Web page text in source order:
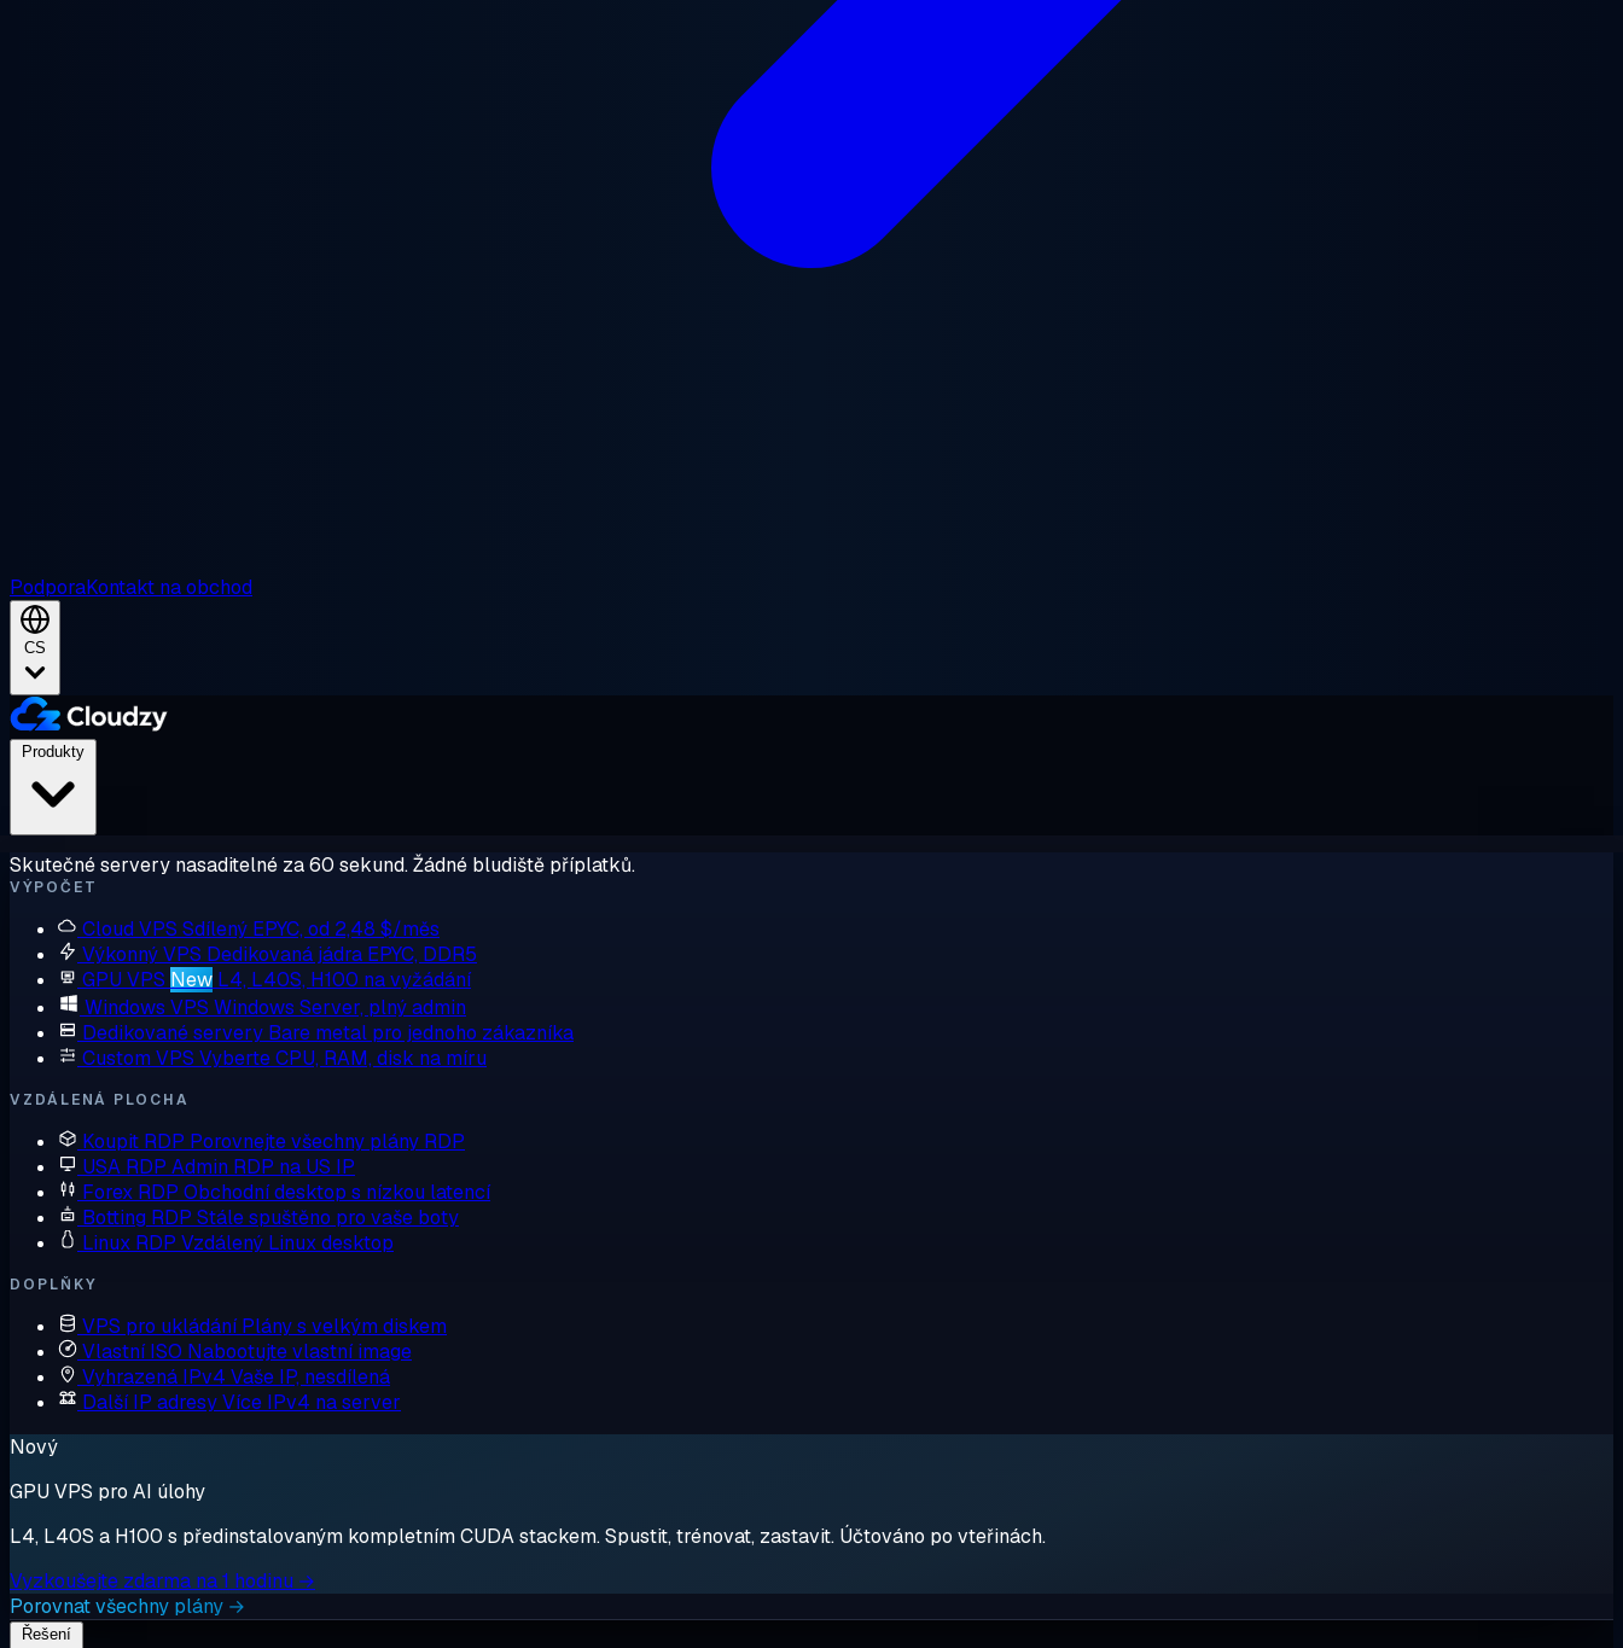
PodporaKontakt na obchod
CS
Skutečné servery nasaditelné za 60 sekund. Žádné bludiště příplatků.
VÝPOČET
Cloud VPS Sdílený EPYC, od 2,48 $/měs
Výkonný VPS Dedikovaná jádra EPYC, DDR5
GPU VPS New L4, L40S, H100 na vyžádání
Windows VPS Windows Server, plný admin
Dedikované servery Bare metal pro jednoho zákazníka
Custom VPS Vyberte CPU, RAM, disk na míru
VZDÁLENÁ PLOCHA
Koupit RDP Porovnejte všechny plány RDP
USA RDP Admin RDP na US IP
Forex RDP Obchodní desktop s nízkou latencí
Botting RDP Stále spuštěno pro vaše boty
Linux RDP Vzdálený Linux desktop
DOPLŇKY
VPS pro ukládání Plány s velkým diskem
Vlastní ISO Nabootujte vlastní image
Vyhrazená IPv4 Vaše IP, nesdílená
Další IP adresyVíce IPv4 na server
Nový
GPU VPS pro AI úlohy
L4, L40S a H100 s předinstalovaným kompletním CUDA stackem. Spustit, trénovat, zastavit. Účtováno po vteřinách.
Vyzkoušejte zdarma na 1 hodinu →
Porovnat všechny plány →